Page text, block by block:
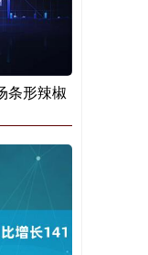
条形辣椒